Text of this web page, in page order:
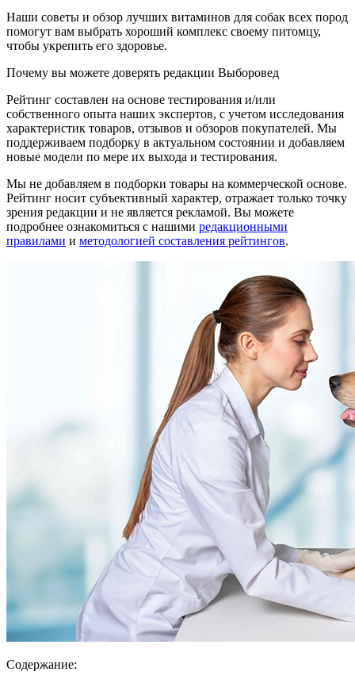
Наши советы и обзор лучших витаминов для собак всех пород
помогут вам выбрать хороший комплекс своему питомцу,
чтобы укрепить его здоровье.
Почему вы можете доверять редакции Выборовед
Рейтинг составлен на основе тестирования и/или
собственного опыта наших экспертов, с учетом исследования
характеристик товаров, отзывов и обзоров покупателей. Мы
поддерживаем подборку в актуальном состоянии и добавляем
новые модели по мере их выхода и тестирования.
Мы не добавляем в подборки товары на коммерческой основе.
Рейтинг носит субъективный характер, отражает только точку
зрения редакции и не является рекламой. Вы можете
подробнее ознакомиться с нашими редакционными
правилами и методологией составления рейтингов.
Содержание: